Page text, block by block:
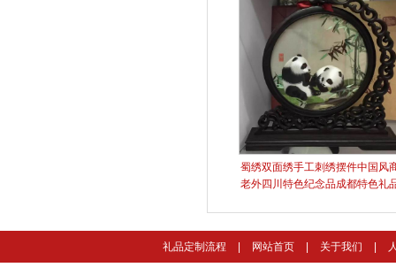
蜀绣双面绣手工刺绣摆件中国风
老外四川特色纪念品成都特色礼
礼品定制流程 网站首页 关于我们